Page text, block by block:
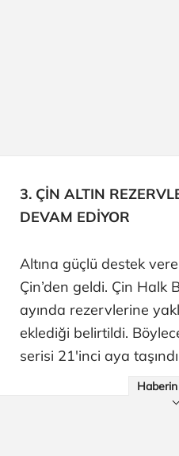
3. ÇİN ALTIN
DEVAM EDİYOR
Altına güçlü destek
Çin’den geldi. Çin Halk
ayında rezervlerine
eklediği belirtildi.
serisi 21'inci aya
Haberin